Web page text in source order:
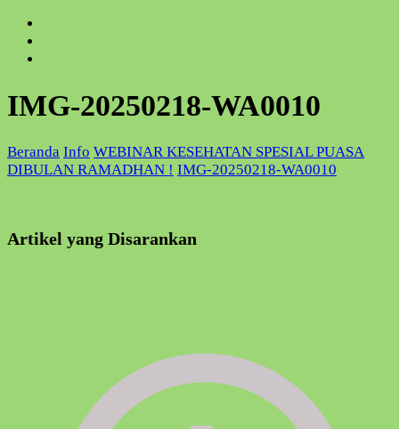
IMG-20250218-WA0010
Beranda Info WEBINAR KESEHATAN SPESIAL PUASA
DIBULAN RAMADHAN ! IMG-20250218-WA0010
Artikel yang Disarankan